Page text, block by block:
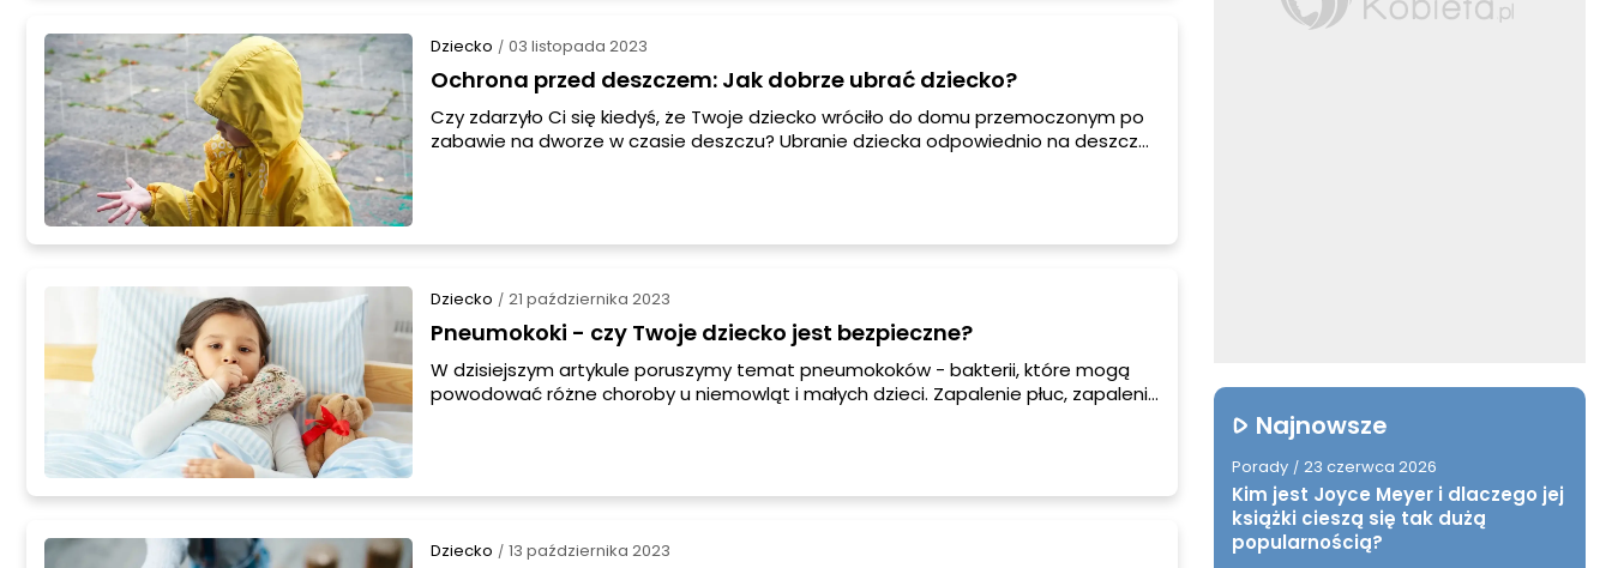
Dziecko / 03 listopada 2023
Ochrona przed deszczem: Jak dobrze ubrać dziecko?
Czy zdarzyło Ci się kiedyś, że Twoje dziecko wróciło do domu przemoczonym po
zabawie na dworze w czasie deszczu? Ubranie dziecka odpowiednio na deszcz
Dziecko / 21 października 2023
Pneumokoki - czy Twoje dziecko jest bezpieczne?
W dzisiejszym artykule poruszymy temat pneumokoków - bakterii, które mogą
powodować różne choroby u niemowląt i małych dzieci. Zapalenie płuc, zapalenie
Dziecko / 13 października 2023
Najnowsze
Porady / 23 czerwca 2026
Kim jest Joyce Meyer i dlaczego jej
książki cieszą się tak dużą
popularnością?